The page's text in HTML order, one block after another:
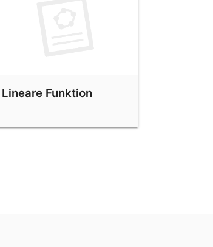
Lineare Funktion